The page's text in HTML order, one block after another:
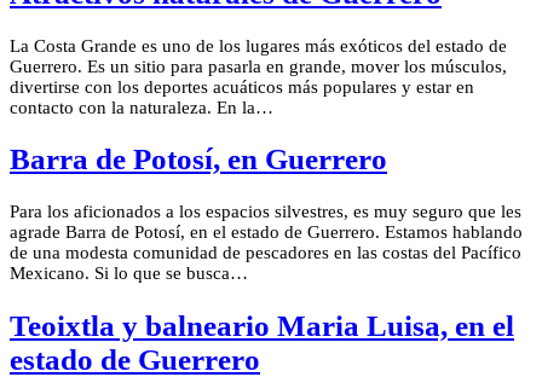
La Costa Grande es uno de los lugares más exóticos del estado de
Guerrero. Es un sitio para pasarla en grande, mover los músculos,
divertirse con los deportes acuáticos más populares y estar en
contacto con la naturaleza. En la…
Barra de Potosí, en Guerrero
Para los aficionados a los espacios silvestres, es muy seguro que les
agrade Barra de Potosí, en el estado de Guerrero. Estamos hablando
de una modesta comunidad de pescadores en las costas del Pacífico
Mexicano. Si lo que se busca…
Teoixtla y balneario Maria Luisa, en el
estado de Guerrero